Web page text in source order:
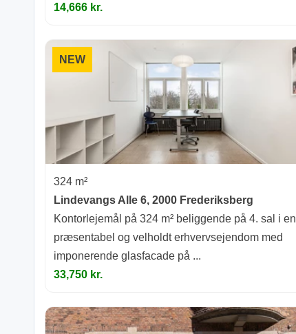
14,666 kr.
NEW
324 m²
Lindevangs Alle 6, 2000 Frederiksberg
Kontorlejemål på 324 m² beliggende på 4. sal i en
præsentabel og velholdt erhvervsejendom med
imponerende glasfacade på ...
33,750 kr.